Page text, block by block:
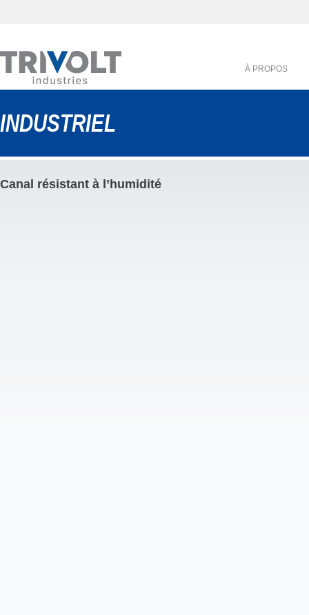
À PROPOS
INDUSTRIEL
Canal résistant à l’humidité